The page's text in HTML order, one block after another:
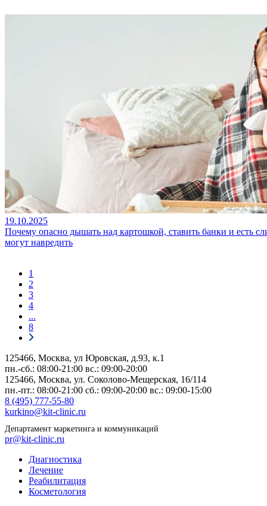
19.10.2025
Почему опасно дышать над картошкой, ставить банки и есть
могут навредить
1
2
3
4
...
8
125466, Москва, ул Юровская, д.93, к.1
пн.-сб.: 08:00-21:00 вс.: 09:00-20:00
125466, Москва, ул. Соколово-Мещерская, 16/114
пн.-пт.: 08:00-21:00 сб.: 09:00-20:00 вс.: 09:00-15:00
8 (495) 777-55-80
kurkino@kit-clinic.ru
Департамент маркетинга и коммуникаций
pr@kit-clinic.ru
Диагностика
Лечение
Реабилитация
Косметология